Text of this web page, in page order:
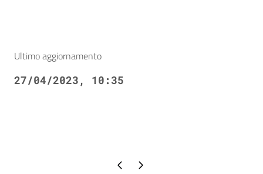
Ultimo aggiornamento
27/04/2023, 10:35
Pagina precedente
Pagina successiva